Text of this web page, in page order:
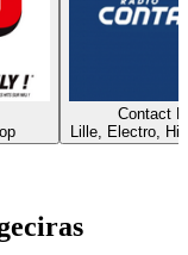
Contact
Lille, Electro,